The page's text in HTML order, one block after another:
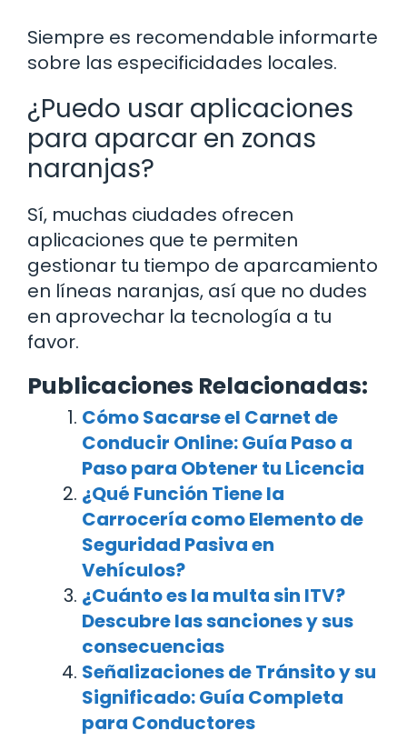
Siempre es recomendable informarte
sobre las especificidades locales.
¿Puedo usar aplicaciones
para aparcar en zonas
naranjas?
Sí, muchas ciudades ofrecen
aplicaciones que te permiten
gestionar tu tiempo de aparcamiento
en líneas naranjas, así que no dudes
en aprovechar la tecnología a tu
favor.
Publicaciones Relacionadas:
Cómo Sacarse el Carnet de
Conducir Online: Guía Paso a
Paso para Obtener tu Licencia
¿Qué Función Tiene la
Carrocería como Elemento de
Seguridad Pasiva en
Vehículos?
¿Cuánto es la multa sin ITV?
Descubre las sanciones y sus
consecuencias
Señalizaciones de Tránsito y su
Significado: Guía Completa
para Conductores